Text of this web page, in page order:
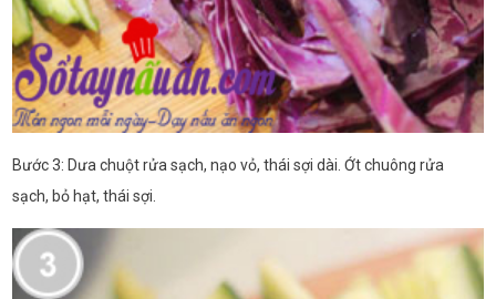
Bước 3: Dưa chuột rửa sạch, nạo vỏ, thái sợi dài. Ớt chuông rửa
sạch, bỏ hạt, thái sợi.